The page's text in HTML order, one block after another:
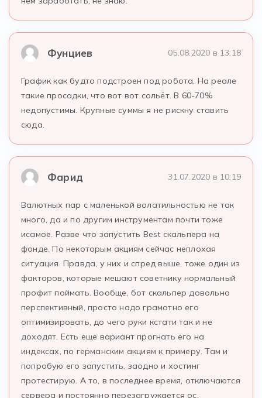
Фунциев 05.08.2020 в 13:18
График как будто подстроен под робота. На реале
такие просадки, что вот вот сольёт. В 60-70%
недопустимы. Крупные суммы я не рискну ставить
сюда.
Фарид 31.07.2020 в 10:19
Валютных пар с маленькой волатильностью не так
много, да и по другим инструментам почти тоже
исамое. Разве что запустить Best скальпера на
фонде. По некоторым акциям сейчас неплохая
ситуация. Правда, у них и спред выше, тоже один из
факторов, которые мешают советнику нормальный
профит поймать. Вообще, бот скальпер довольно
перспективный, просто надо грамотно его
оптимизировать, до чего руки кстати так и не
доходят. Есть еще вариант прогнать его на
индексах, по германским акциям к примеру. Там и
попробую его запустить, заодно и хостинг
протестирую. А то, в последнее время, отключаются
сервера и постоянно перезагружается ос.